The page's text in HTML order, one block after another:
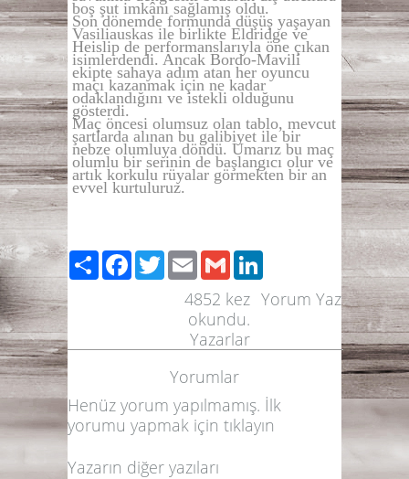
boş şut imkânı sağlamış oldu.
Son dönemde formunda düşüş yaşayan
Vasiliauskas ile birlikte Eldridge ve
Heislip de performanslarıyla öne çıkan
isimlerdendi. Ancak Bordo-Mavili
ekipte sahaya adım atan her oyuncu
maçı kazanmak için ne kadar
odaklandığını ve istekli olduğunu
gösterdi.
Maç öncesi olumsuz olan tablo, mevcut
şartlarda alınan bu galibiyet ile bir
nebze olumluya döndü. Umarız bu maç
olumlu bir serinin de başlangıcı olur ve
artık korkulu rüyalar görmekten bir an
evvel kurtuluruz.
PaylaşFacebook
TwitterEmailGmail
Yorum Yaz
4852 kez
okundu.
Yazarlar
Yorumlar
Henüz yorum yapılmamış. İlk
yorumu yapmak için tıklayın
Yazarın diğer yazıları